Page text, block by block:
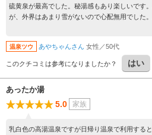
硫黄泉が最高でした。秘湯感もあり楽しいです
が、外界はあまり雪がないので心配無用でした
温泉ツウ あやちゃんさん 女性／50代
このクチコミは参考になりましたか？ はい
あったか湯
5.0 家族
乳白色の高湯温泉ですが日帰り温泉で利用する